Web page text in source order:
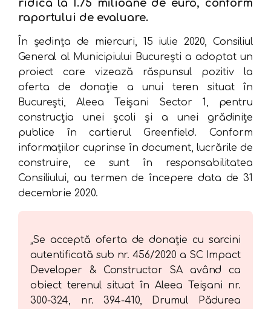
ridică la 1.75 milioane de euro, conform
raportului de evaluare.
În ședința de miercuri, 15 iulie 2020, Consiliul
General al Municipiului București a adoptat un
proiect care vizează răspunsul pozitiv la
oferta de donație a unui teren situat în
București, Aleea Teișani Sector 1, pentru
construcția unei școli și a unei grădinițe
publice în cartierul Greenfield. Conform
informațiilor cuprinse în document, lucrările de
construire, ce sunt în responsabilitatea
Consiliului, au termen de începere data de 31
decembrie 2020.
„Se acceptă oferta de donaţie cu sarcini
autentificată sub nr. 456/2020 a SC Impact
Developer & Constructor SA având ca
obiect terenul situat în Aleea Teişani nr.
300-324, nr. 394-410, Drumul Pădurea